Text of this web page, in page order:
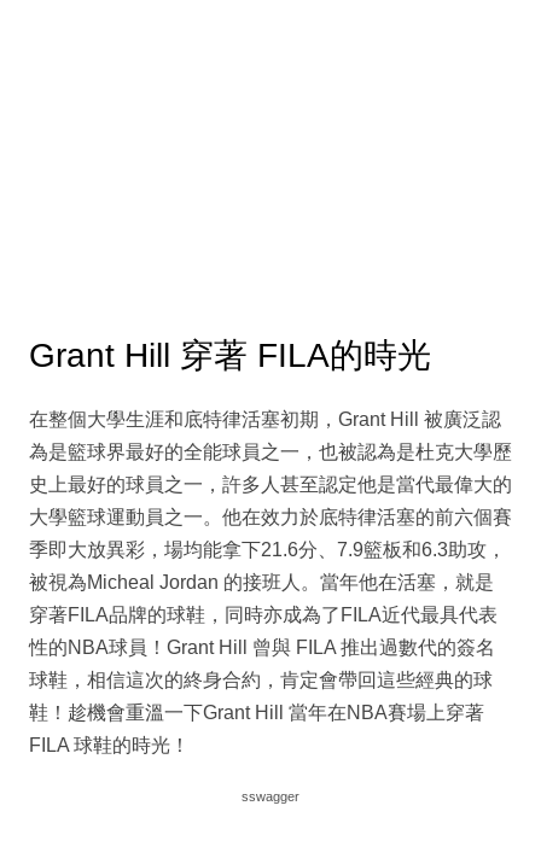
Grant Hill 穿著 FILA的時光
在整個大學生涯和底特律活塞初期，Grant Hill 被廣泛認
為是籃球界最好的全能球員之一，也被認為是杜克大學歷
史上最好的球員之一，許多人甚至認定他是當代最偉大的
大學籃球運動員之一。他在效力於底特律活塞的前六個賽
季即大放異彩，場均能拿下21.6分、7.9籃板和6.3助攻，
被視為Micheal Jordan 的接班人。當年他在活塞，就是
穿著FILA品牌的球鞋，同時亦成為了FILA近代最具代表
性的NBA球員！Grant Hill 曾與 FILA 推出過數代的簽名
球鞋，相信這次的終身合約，肯定會帶回這些經典的球
鞋！趁機會重溫一下Grant Hill 當年在NBA賽場上穿著
FILA 球鞋的時光！
sswagger